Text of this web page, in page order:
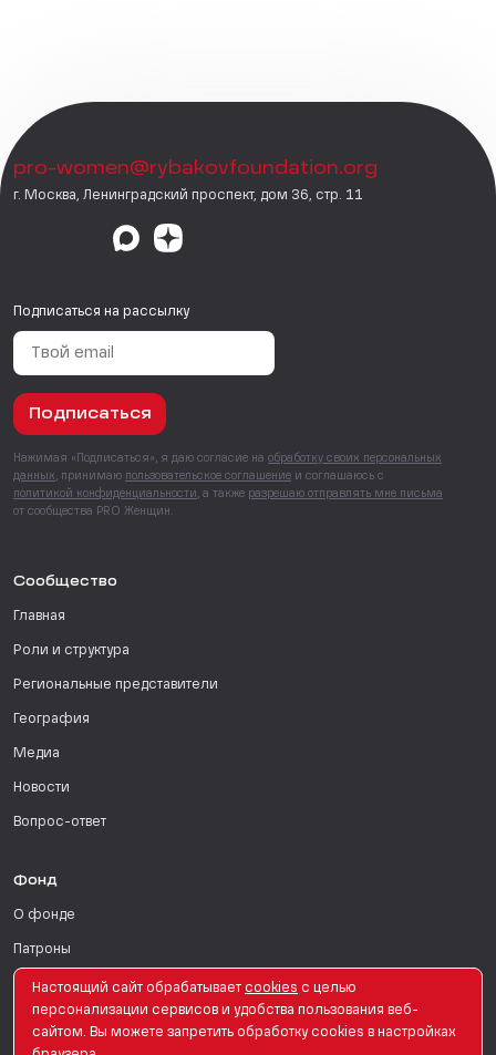
pro-women@rybakovfoundation.org
г. Москва, Ленинградский проспект, дом 36, стр. 11
Подписаться на рассылку
Подписаться
Нажимая «Подписаться», я даю согласие на обработку своих персональных
данных , принимаю пользовательское соглашение и соглашаюсь с
политикой конфиденциальности , а также разрешаю отправлять мне письма
от сообщества PRO Женщин.
Сообщество
Главная
Роли и структура
Региональные представители
География
Медиа
Новости
Вопрос-ответ
Фонд
О фонде
Патроны
Поддержать
Для СМИ
Настоящий сайт обрабатывает сookies с целью
персонализации сервисов и удобства пользования веб-
сайтом. Вы можете запретить обработку сookies в настройках